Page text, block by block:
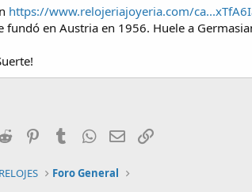
https://www.relojeriajoyeria.com/
fundó en Austria en 1956. Huele a
Reddit PinterestTumblrWhatsApp
Email
Foro General